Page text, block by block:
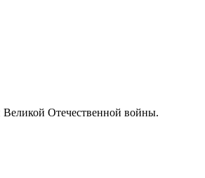
Отечественной войны.